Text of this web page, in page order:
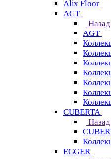
Alix Floor
AGT
Назад
AGT
CUBERTA
Назад
EGGER